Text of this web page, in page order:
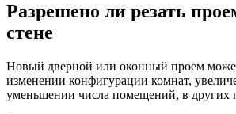
Разрешено ли резать
стене
Новый дверной или оконный проем
изменении конфигурации комнат,
уменьшении числа помещений, в других